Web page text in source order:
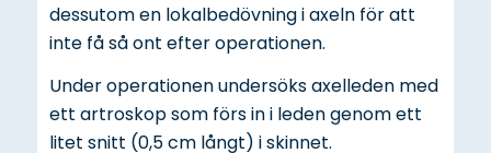
dessutom en lokalbedövning i axeln för att
inte få så ont efter operationen.
Under operationen undersöks axelleden med
ett artroskop som förs in i leden genom ett
litet snitt (0,5 cm långt) i skinnet.